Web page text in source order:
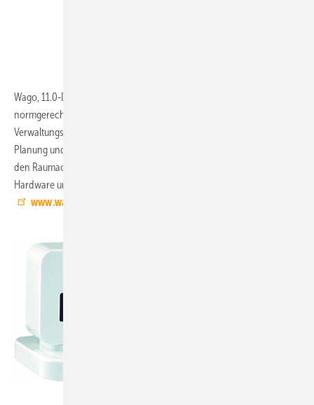
Wago, 11.0-D32:
normgerechte Gebäudeautoma-tion in nahezu allen Büro- und
Verwaltungs-gebäuden verwirklichen. Für eine besonders ein-fache
Planung und Inbetriebnahme orientiert sich das variable Konzept an
den Raumachsen eines Gebäudes und basiert auf vordefinierter
Hardware und vorgefertigten Softwareapplikationen.
www.wago.com